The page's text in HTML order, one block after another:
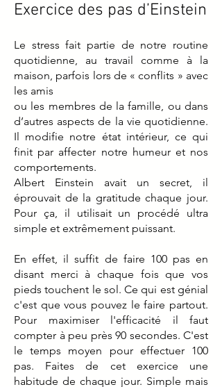
Exercice des pas d’Einstein
Le stress fait partie de notre routine
quotidienne, au travail comme à la
maison, parfois lors de « conflits » avec
les amis
ou les membres de la famille, ou dans
d’autres aspects de la vie quotidienne.
Il modifie notre état intérieur, ce qui
finit par affecter notre humeur et nos
comportements.
Albert Einstein avait un secret, il
éprouvait de la gratitude chaque jour.
Pour ça, il utilisait un procédé ultra
simple et extrêmement puissant.
En effet, il suffit de faire 100 pas en
disant merci à chaque fois que vos
pieds touchent le sol. Ce qui est génial
c'est que vous pouvez le faire partout.
Pour maximiser l'efficacité il faut
compter à peu près 90 secondes. C'est
le temps moyen pour effectuer 100
pas. Faites de cet exercice une
habitude de chaque jour. Simple mais